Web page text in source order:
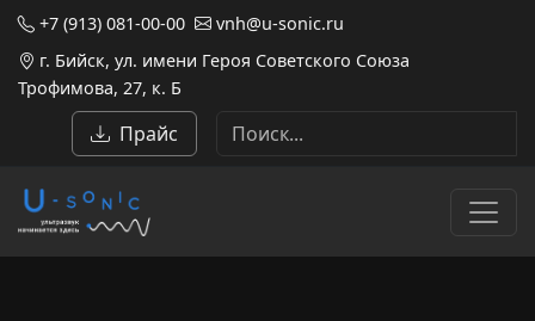
+7 (913) 081-00-00
vnh@u-sonic.ru
г. Бийск, ул. имени Героя Советского Союза
Трофимова, 27, к. Б
Прайс